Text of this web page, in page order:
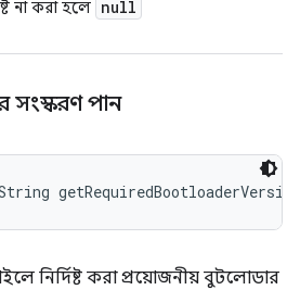
না করা হলে null
সংস্করণ পান
নির্দিষ্ট করা প্রয়োজনীয় বুটলোডার